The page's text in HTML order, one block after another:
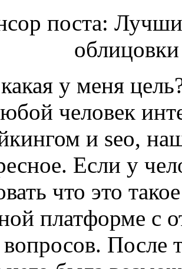
у меня
человек
и seo,
Если у
что это
платформе с
После